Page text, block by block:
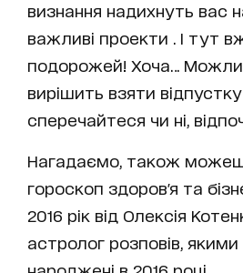
визнання надихнуть вас
важливі проекти . І тут
подорожей! Хоча…
вирішить взяти відпустку
сперечайтеся чи ні,
Нагадаємо, також
гороскоп здоров'я та
2016 рік від Олексія
астролог розповів, якими